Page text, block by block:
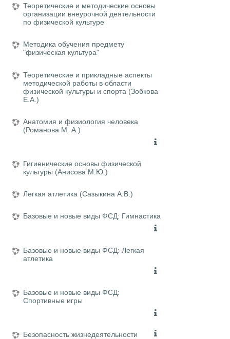
Теоретические и методические основы
организации внеурочной деятельности
по физической культуре
Методика обучения предмету
"физическая культура"
Теоретические и прикладные аспекты
методической работы в области
физической культуры и спорта (Зобкова
Е.А.)
Анатомия и физиология человека
(Романова М. А.)
Гигиенические основы физической
культуры (Анисова М.Ю.)
Легкая атлетика (Сазыкина А.В.)
Базовые и новые виды ФСД: Гимнастика
Базовые и новые виды ФСД: Легкая
атлетика
Базовые и новые виды ФСД:
Спортивные игры
Безопасность жизнедеятельности